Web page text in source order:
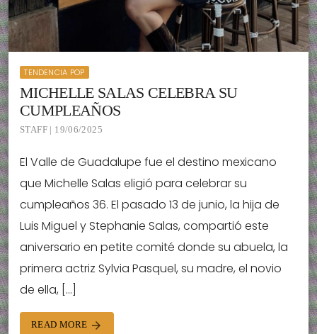
TENDENCIA POP
MICHELLE SALAS CELEBRA SU
CUMPLEAÑOS
STAFF | 19/06/2025
El Valle de Guadalupe fue el destino mexicano
que Michelle Salas eligió para celebrar su
cumpleaños 36. El pasado 13 de junio, la hija de
Luis Miguel y Stephanie Salas, compartió este
aniversario en petite comité donde su abuela, la
primera actriz Sylvia Pasquel, su madre, el novio
de ella, […]
READ MORE arrow_forward